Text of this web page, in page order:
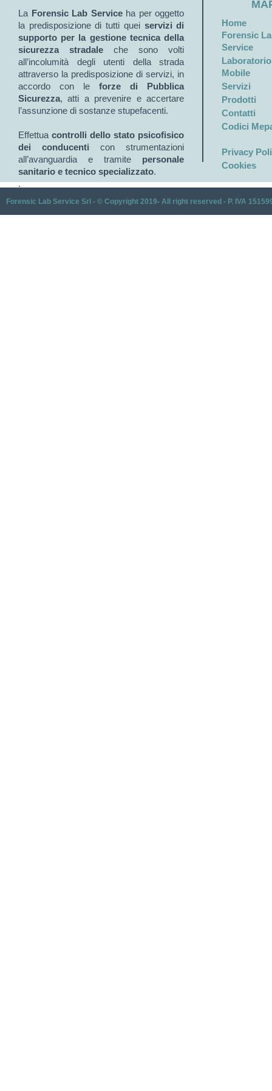
La Forensic Lab Serviceha per oggetto
la predisposizione di tutti quei servizi di
supporto per la gestione tecnica della
sicurezza stradale che sono volti
all’incolumità degli utenti della strada
attraverso la predisposizione di servizi, in
accordo con leforze di Pubblica
Sicurezza, atti a prevenire e accertare
l’assunzione di sostanze stupefacenti.
Effettuacontrolli dello stato psicofisico
dei conducenticon strumentazioni
all’avanguardia e tramite personale
sanitario e tecnico specializzato.
.
Home
Forensic
Service
Laboratorio
Mobile
Servizi
Prodotti
Contatti
Codici
Privacy
Cookies
Forensic Lab Service Srl - © Copyright 2019- All right reserved - P. IVA